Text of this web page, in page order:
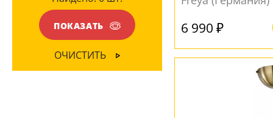
6 990 ₽
Рельефный
Текстиль(3)
НАПРАВЛЕНИЕ
ПОВЕРХНОСТЬ
ПОКАЗАТЬ
ОЧИСТИТЬ